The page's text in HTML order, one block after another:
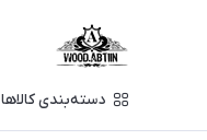
دسته‌بندی کالاها